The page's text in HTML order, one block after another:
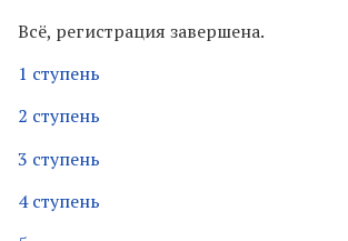
Всё, регистрация завершена.
1 ступень
2 ступень
3 ступень
4 ступень